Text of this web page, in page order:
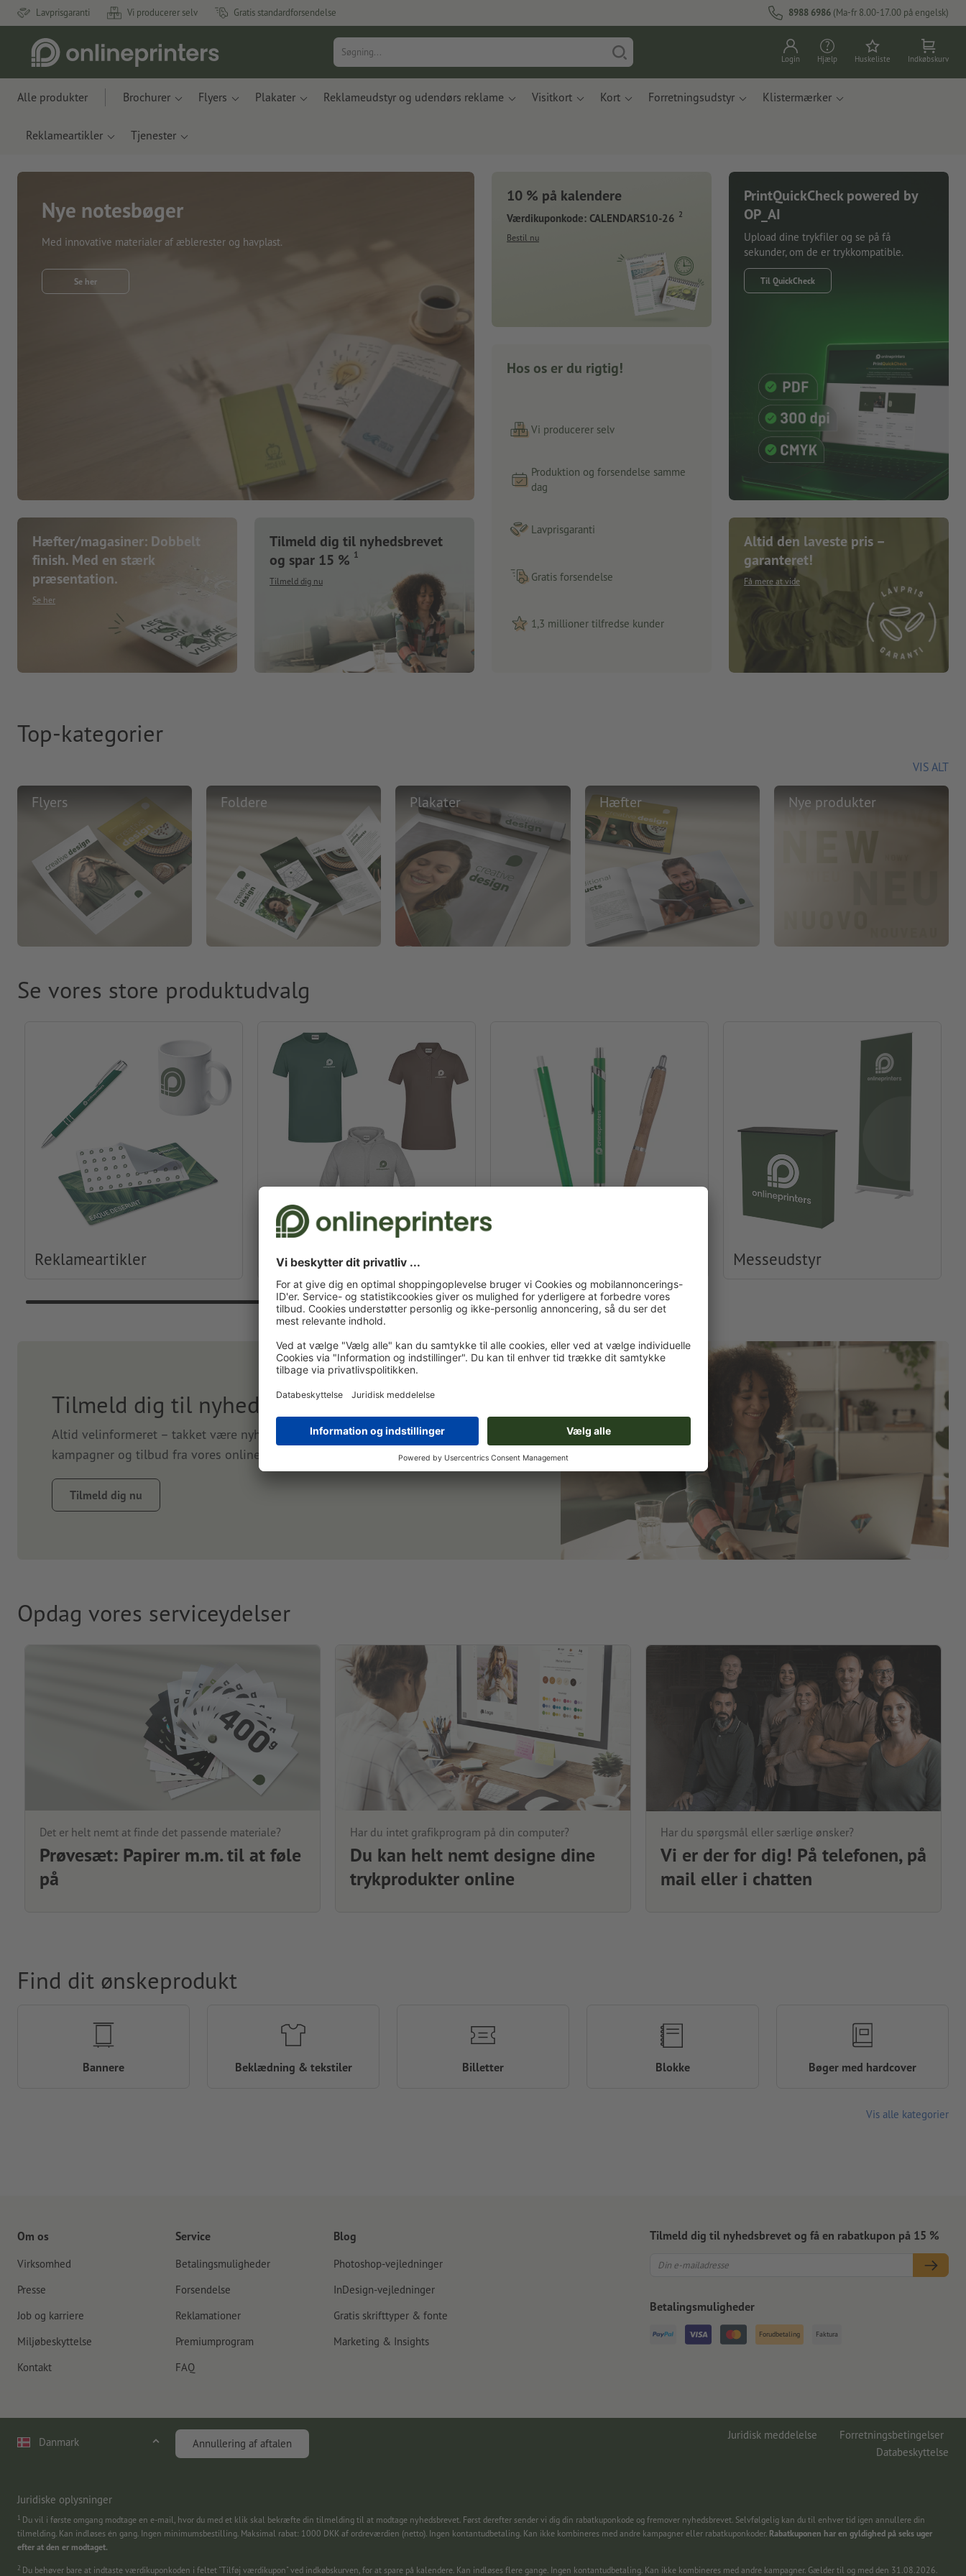
Lavprisgaranti Vi producerer selv Gratis standardforsendelse 8988 6986 (Ma-fr 8.00-17.00 på engelsk)
Login Hjælp Huskeliste Indkøbskurv
Alle produkter Brochurer Flyers Plakater Reklameudstyr og udendørs reklame Visitkort Kort Forretningsudstyr Klistermærker
Reklameartikler Tjenester
Nye notesbøger
Med innovative materialer af æblerester og havplast.
Se her
Hæfter/magasiner: Dobbelt
finish. Med en stærk
præsentation.
Se her
Tilmeld dig til nyhedsbrevet
og spar 15 % 1
Tilmeld dig nu
10 % på kalendere
Værdikuponkode: CALENDARS10-26 2
Bestil nu
Hos os er du rigtig!
Vi producerer selv
Produktion og forsendelse samme
dag
Lavprisgaranti
Gratis forsendelse
1,3 millioner tilfredse kunder
PrintQuickCheck powered by
OP_AI
Upload dine trykfiler og se på få
sekunder, om de er trykkompatible.
Til QuickCheck
Altid den laveste pris –
garanteret!
Få mere at vide
Top-kategorier
VIS ALT
Flyers Foldere Plakater Hæfter Nye produkter
Se vores store produktudvalg
Reklameartikler Beklædning & tekstiler Messeudstyr
Tilmeld dig til nyhedsbrevet og spar 15 %
Altid velinformeret – takket være nyhedsbrevet. Vi holder dig opdateret om aktuelle
kampagner og tilbud fra vores online-trykkeri. Tilmeld dig nu, og scor velkomstrabat.
Tilmeld dig nu
Opdag vores serviceydelser
Det er helt nemt at finde det passende materiale?
Prøvesæt: Papirer m.m. til at føle
på
Har du intet grafikprogram på din computer?
Du kan helt nemt designe dine
trykprodukter online
Har du spørgsmål eller særlige ønsker?
Vi er der for dig! På telefonen, på
mail eller i chatten
Find dit ønskeprodukt
Bannere Beklædning & tekstiler Billetter Blokke Bøger med hardcover
Vis alle kategorier
Om os
Virksomhed
Presse
Job og karriere
Miljøbeskyttelse
Kontakt
Service
Betalingsmuligheder
Forsendelse
Reklamationer
Premiumprogram
FAQ
Blog
Photoshop-vejledninger
InDesign-vejledninger
Gratis skrifttyper & fonte
Marketing & Insights
Tilmeld dig til nyhedsbrevet og få en rabatkupon på 15 %
Betalingsmuligheder
Forudbetaling Faktura
Danmark Annullering af aftalen
Juridisk meddelelse
Forretningsbetingelser
Databeskyttelse
Juridiske oplysninger
1 Du vil i første omgang modtage en e-mail, hvor du med et klik skal bekræfte din tilmelding til at modtage nyhedsbrevet. Først derefter sender vi dig din rabatkuponkode og fremover nyhedsbrevet. Selvfølgelig kan du til enhver tid igen annullere din
tilmelding. Kan indløses én gang. Ingen minimumsbestilling. Maksimal rabat: 1000 DKK af ordreværdien (netto). Ingen kontantudbetaling. Kan ikke kombineres med andre kampagner eller rabatkuponkoder. Rabatkuponen har en gyldighed på seks uger
efter at den er modtaget.
2 Du behøver bare at indtaste værdikuponkoden i feltet "Tilføj værdikupon" ved indkøbskurven, for at spare på kalendere. Kan indløses flere gange. Ingen kontantudbetaling. Kan ikke kombineres med andre kampagner. Gælder til og med den 31.08.2026.